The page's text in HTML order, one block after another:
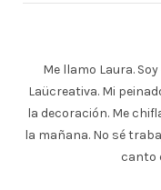
Me llamo Laura.
Laücreativa. Mi
la decoración. Me
la mañana. No sé
canto